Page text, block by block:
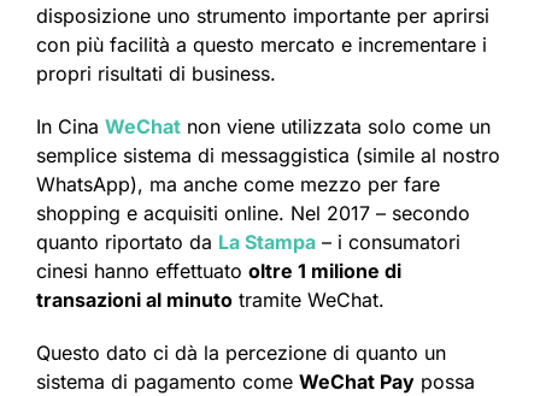
disposizione uno strumento importante per aprirsi
con più facilità a questo mercato e incrementare i
propri risultati di business.
In Cina WeChat non viene utilizzata solo come un
semplice sistema di messaggistica (simile al nostro
WhatsApp), ma anche come mezzo per fare
shopping e acquisiti online. Nel 2017 – secondo
quanto riportato da La Stampa – i consumatori
cinesi hanno effettuato oltre 1 milione di
transazioni al minuto tramite WeChat.
Questo dato ci dà la percezione di quanto un
sistema di pagamento come WeChat Pay possa